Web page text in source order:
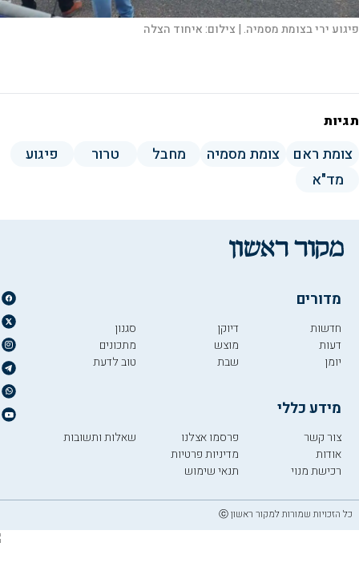
פיגוע ירי בצומת מסמיה. | צילום:איחוד הצלה
תגיות
צומת ראם צומת מסמיה מחבל טרור
פיגוע
מד"א
מדורים
חדשות
דעות
יומן
דיוקן
מוצש
שבת
סגנון
מתכונים
טוב לדעת
מידע כללי
צור קשר
אודות
רכישת מנוי
פרסמו אצלנו
מדיניות פרטיות
תנאי שימוש
שאלות ותשובות
כל הזכויות שמורות למקור ראשון ⓒ